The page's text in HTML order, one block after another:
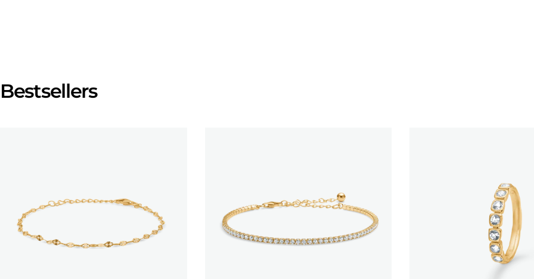
Bestsellers